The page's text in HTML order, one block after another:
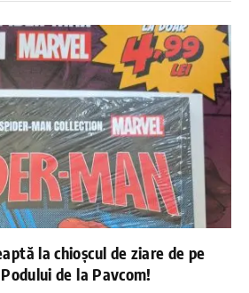
la chioșcul de ziare de pe
de la Pavcom!